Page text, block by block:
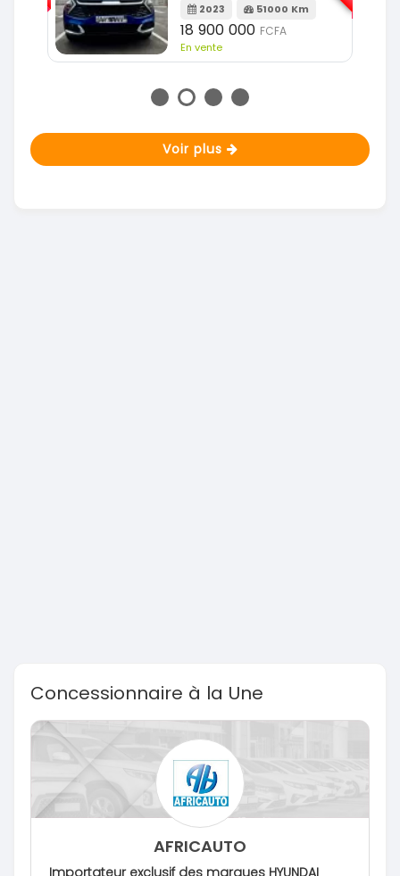
2023 51000 Km
18 900 000 FCFA
En vente
Voir plus
Concessionnaire à la Une
AFRICAUTO
Importateur exclusif des marques HYUNDAI